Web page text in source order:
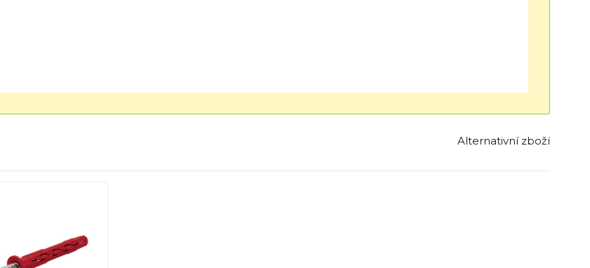
Alternativní zboží